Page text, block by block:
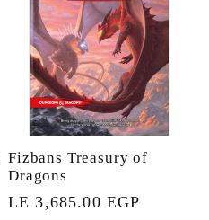
Fizbans Treasury of
Dragons
السعر
LE 3,685.00 EGP